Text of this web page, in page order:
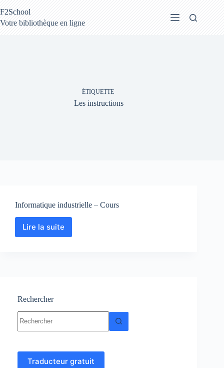
au
contenu
F2School
Votre bibliothèque en ligne
ÉTIQUETTE
Les instructions
Informatique industrielle – Cours
Lire la suiteInformatique
Rechercher
résultat
Traducteur gratuit